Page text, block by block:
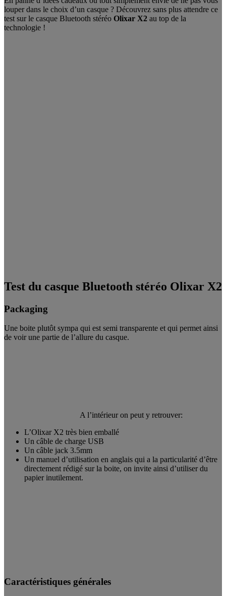
louper dans le choix d’un casque ? Découvrez sans plus attendre ce
test sur le casque Bluetooth stéréo Olixar X2 au top de la
technologie !
Test du casque Bluetooth stéréo Olixar X2
Packaging
Une boite plutôt sympa qui est semi transparente et qui permet ainsi
de voir une partie de l’allure du casque.
A l’intérieur on peut y retrouver:
L’Olixar X2 très bien emballé
Un câble de charge USB
Un câble jack 3.5mm
Un manuel d’utilisation en anglais qui a la particularité d’être
directement rédigé sur la boite, on invite ainsi d’utiliser du
papier inutilement.
Caractéristiques générales